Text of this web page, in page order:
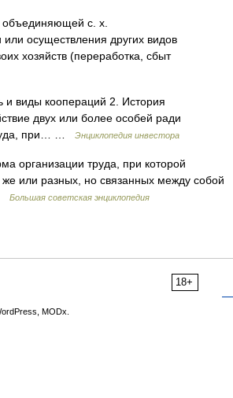
с. х.
осуществления других видов
хозяйств (переработка, сбыт
виды коопераций 2. История
двух или более особей ради
при… …
Энциклопедия инвестора
труда, при которой
или разных, но связанных между собой
Большая советская энциклопедия
18+
MODx.